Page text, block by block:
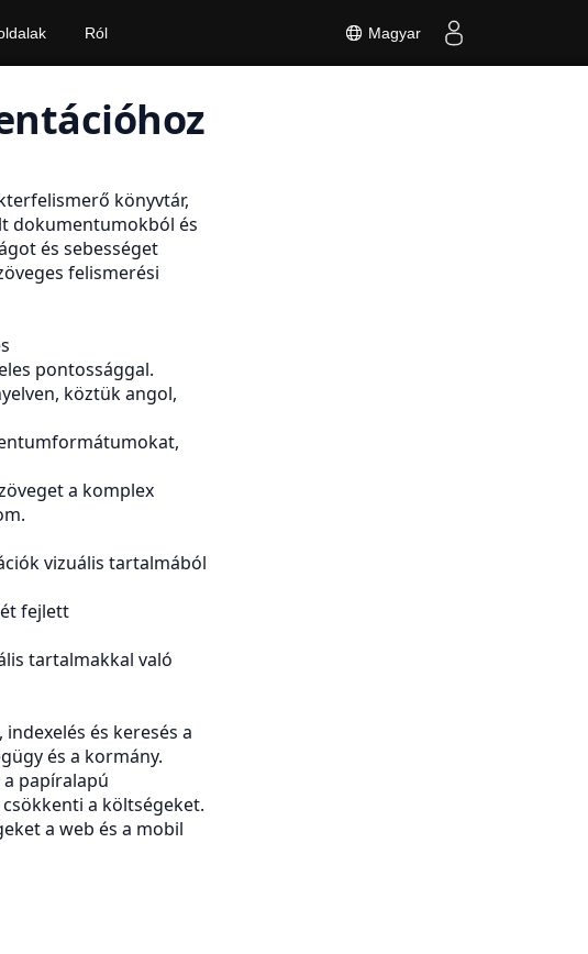
Magyar
Ról
könyvtár,
dokumentumokból és
és sebességet
felismerési
pontossággal.
köztük angol,
a komplex
vizuális tartalmából
fejlett
tartalmakkal való
és keresés a
és a kormány.
papíralapú
a költségeket.
a web és a mobil